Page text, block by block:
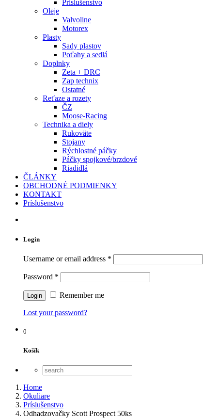
Príslušenstvo
Oleje
Valvoline
Motorex
Plasty
Sady plastov
Poťahy a sedlá
Doplnky
Zeta + DRC
Zap technix
Ostatné
Reťaze a rozety
ČZ
Moose-Racing
Technika a diely
Rukoväte
Stojany
Rýchlostné páčky
Páčky spojkové/brzdové
Riadidlá
ČLÁNKY
OBCHODNÉ PODMIENKY
KONTAKT
Príslušenstvo
Login
Username or email address *
Password *
Remember me
Lost your password?
0
Košík
Home
Okuliare
Príslušenstvo
Odhadzovačky Scott Prospect 50ks